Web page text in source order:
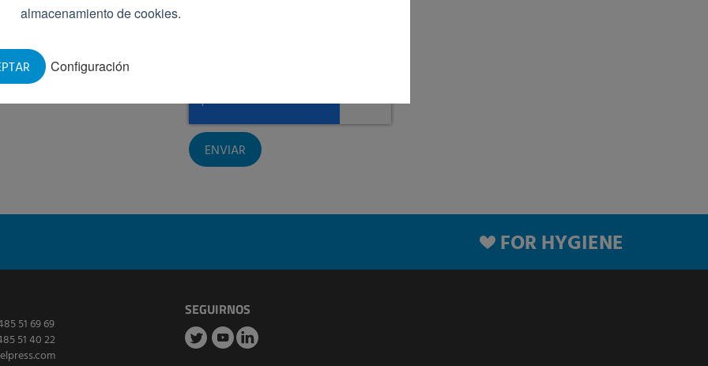
almacenamiento de cookies.
Configuración
FOR HYGIENE
51 69 69
51 40 22
SEGUIRNOS